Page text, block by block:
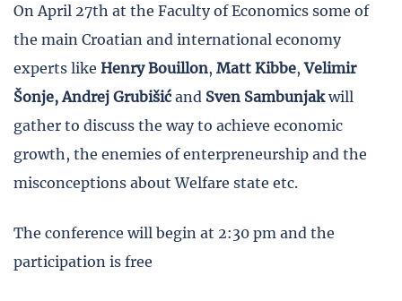
On April 27th at the Faculty of Economics some of
the main Croatian and international economy
experts like Henry Bouillon, Matt Kibbe,Velimir
Šonje, Andrej Grubišić and Sven Sambunjakwill
gather to discuss the way to achieve economic
growth, the enemies of enterpreneurship and the
misconceptions about Welfare state etc.
The conference will begin at 2:30 pm and the
participation is free